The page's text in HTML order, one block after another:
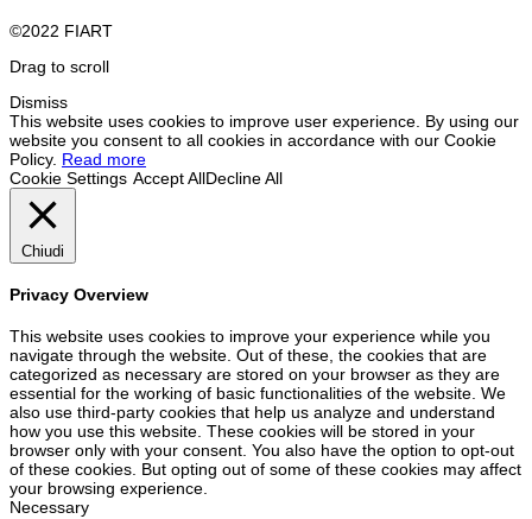
©2022 FIART
Drag to scroll
Dismiss
This website uses cookies to improve user experience. By using our
website you consent to all cookies in accordance with our Cookie
Policy. Read more
Cookie Settings Accept AllDecline All
Chiudi
Privacy Overview
This website uses cookies to improve your experience while you
navigate through the website. Out of these, the cookies that are
categorized as necessary are stored on your browser as they are
essential for the working of basic functionalities of the website. We
also use third-party cookies that help us analyze and understand
how you use this website. These cookies will be stored in your
browser only with your consent. You also have the option to opt-out
of these cookies. But opting out of some of these cookies may affect
your browsing experience.
Necessary